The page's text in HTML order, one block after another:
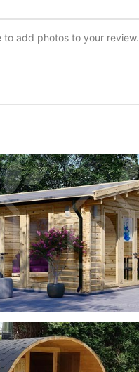
add photos to your review.